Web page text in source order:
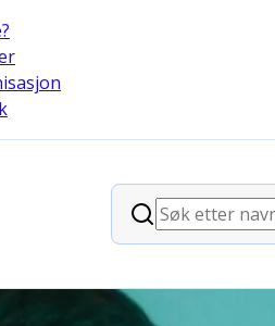
Søk
møte med helsevesenet.